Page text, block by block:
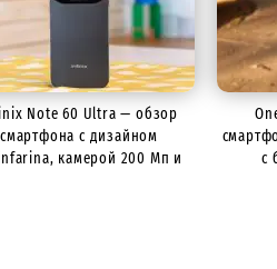
Note 60 Ultra — обзор
смартфона с дизайном
камерой 200 Мп и
с